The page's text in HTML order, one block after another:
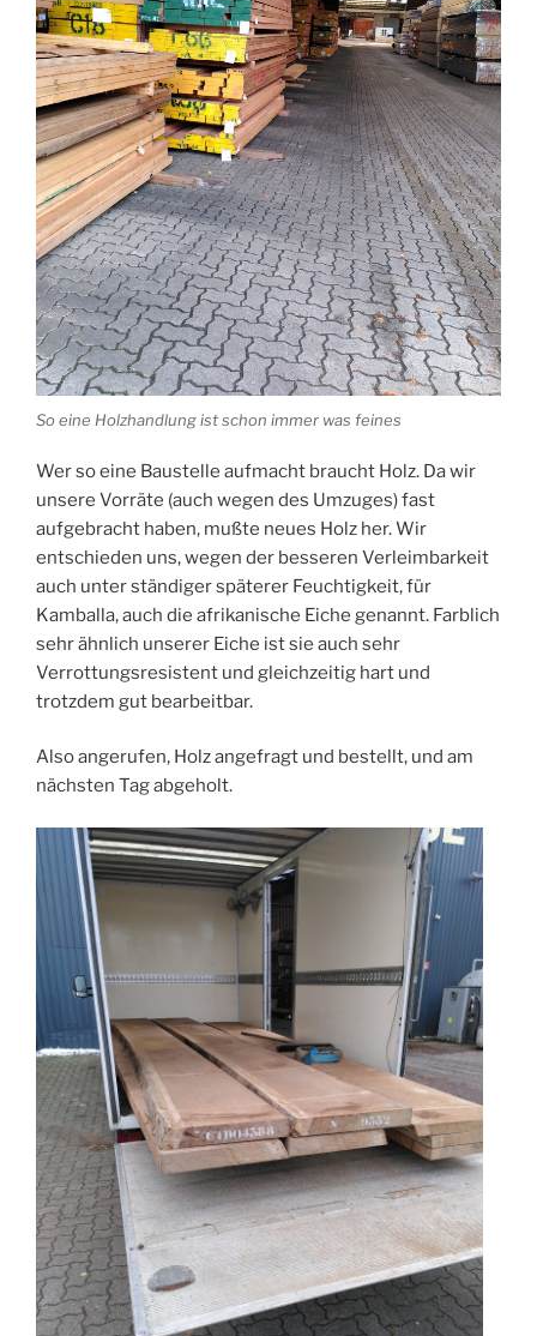
So eine Holzhandlung ist schon immer was feines
Wer so eine Baustelle aufmacht braucht Holz. Da wir
unsere Vorräte (auch wegen des Umzuges) fast
aufgebracht haben, mußte neues Holz her. Wir
entschieden uns, wegen der besseren Verleimbarkeit
auch unter ständiger späterer Feuchtigkeit, für
Kamballa, auch die afrikanische Eiche genannt. Farblich
sehr ähnlich unserer Eiche ist sie auch sehr
Verrottungsresistent und gleichzeitig hart und
trotzdem gut bearbeitbar.
Also angerufen, Holz angefragt und bestellt, und am
nächsten Tag abgeholt.